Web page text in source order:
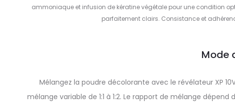
ammoniaque et infusion de kératine végétale pour une condition
parfaitement clairs. Consistance et
Mode
Mélangez la poudre décolorante avec le révélateur XP
mélange variable de 1:1 à 1:2. Le rapport de mélange